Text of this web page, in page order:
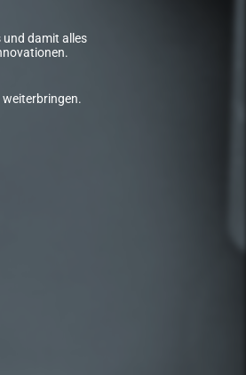
und damit alles